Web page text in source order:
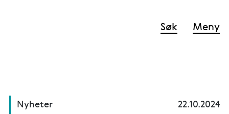
Søk Meny
Nyheter 22.10.2024